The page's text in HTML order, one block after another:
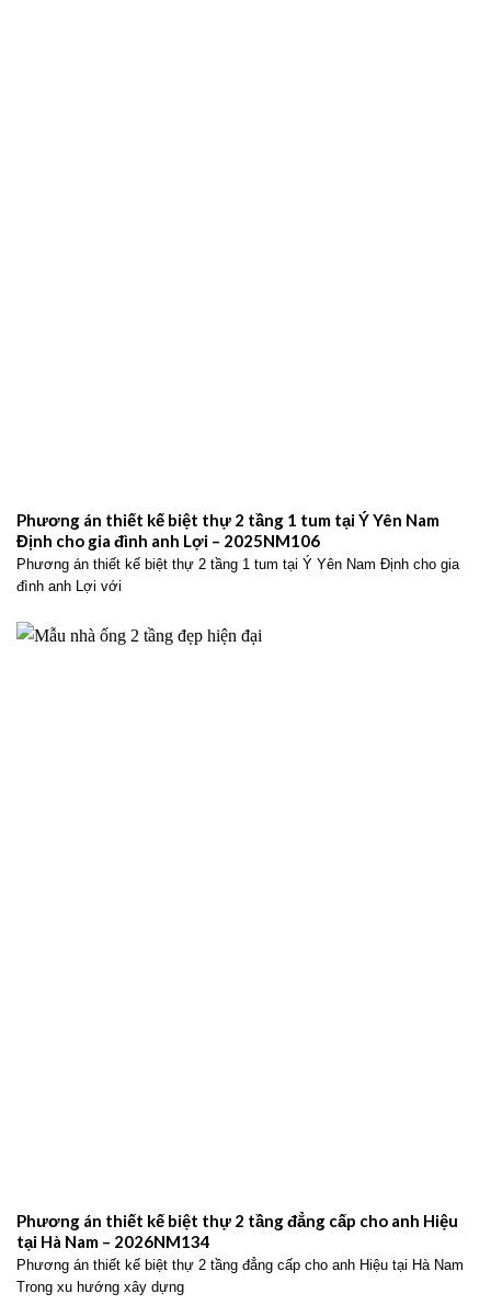
Phương án thiết kế biệt thự 2 tầng 1 tum tại Ý Yên Nam
Định cho gia đình anh Lợi – 2025NM106
Phương án thiết kế biệt thự 2 tầng 1 tum tại Ý Yên Nam Định cho gia
đình anh Lợi với
Phương án thiết kế biệt thự 2 tầng đẳng cấp cho anh Hiệu
tại Hà Nam – 2026NM134
Phương án thiết kế biệt thự 2 tầng đẳng cấp cho anh Hiệu tại Hà Nam
Trong xu hướng xây dựng